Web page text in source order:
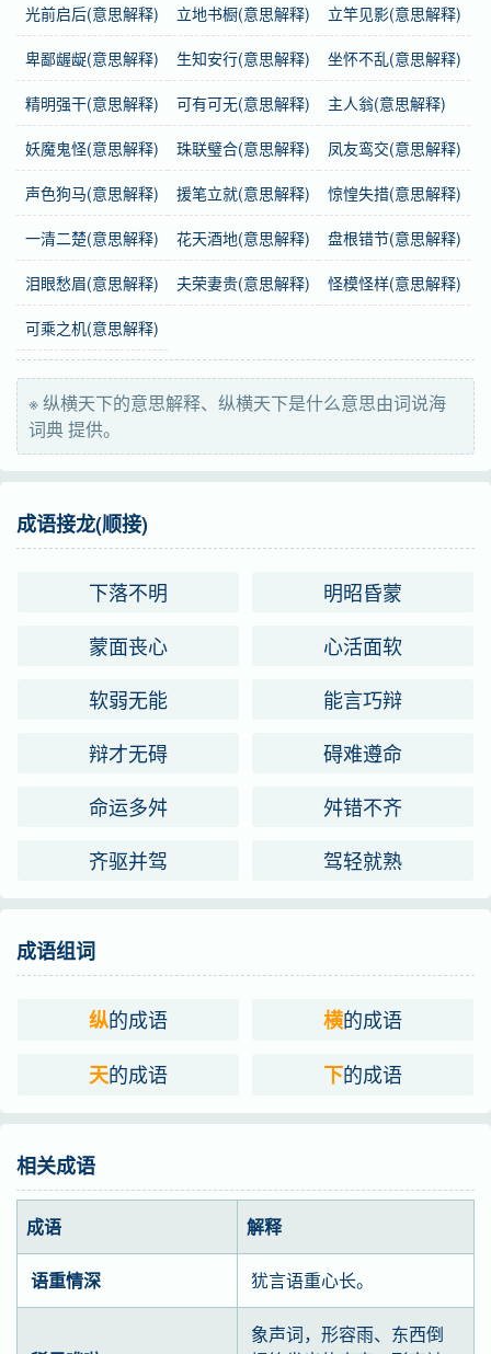
繁体 縱横天下
感情 纵横天下是中性词。
用法 作谓语、定语；用于书面语。
字义分解
zòng zǒng
纵
héng hèng
横
tiān
天
xià
下
光前启后(意思解释) 立地书橱(意思解释) 立竿见影(意思解释)
卑鄙龌龊(意思解释) 生知安行(意思解释) 坐怀不乱(意思解释)
精明强干(意思解释) 可有可无(意思解释) 主人翁(意思解释)
妖魔鬼怪(意思解释) 珠联璧合(意思解释) 凤友鸾交(意思解释)
声色狗马(意思解释) 援笔立就(意思解释) 惊惶失措(意思解释)
一清二楚(意思解释) 花天酒地(意思解释) 盘根错节(意思解释)
泪眼愁眉(意思解释) 夫荣妻贵(意思解释) 怪模怪样(意思解释)
可乘之机(意思解释)
※ 纵横天下的意思解释、纵横天下是什么意思由词说海
词典 提供。
成语接龙(顺接)
下落不明
明昭昏蒙
蒙面丧心
心活面软
软弱无能
能言巧辩
辩才无碍
碍难遵命
命运多舛
舛错不齐
齐驱并驾
驾轻就熟
成语组词
纵的成语 横的成语
天的成语 下的成语
相关成语
成语 解释
语重情深 犹言语重心长。
象声词，形容雨、东西倒